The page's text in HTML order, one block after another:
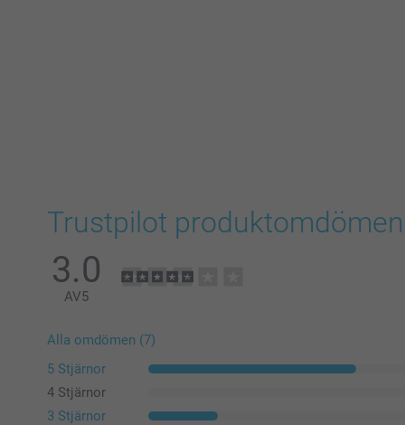
Trustpilot produktomdömen
3.0
AV5
Alla omdömen (7)
5 Stjärnor
4 Stjärnor
3 Stjärnor